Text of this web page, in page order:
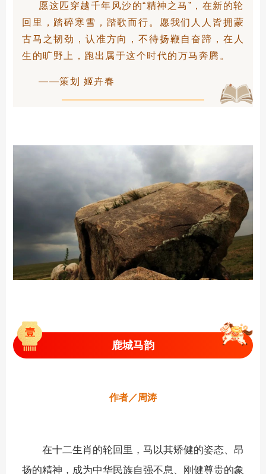
愿这匹穿越千年风沙的“精神之马”，在新的轮
回里，踏碎寒雪，踏歌而行。愿我们人人皆拥蒙
古马之韧劲，认准方向，不待扬鞭自奋蹄，在人
生的旷野上，跑出属于这个时代的万马奔腾。
——策划 姬卉春
壹
鹿城马韵
作者／周涛
在十二生肖的轮回里，马以其矫健的姿态、昂
扬的精神，成为中华民族自强不息、刚健尊贵的象